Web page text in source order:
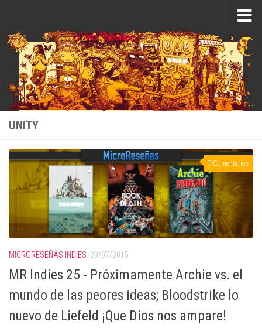
UNITY
3 Comentarios
MICRORESEÑAS INDIES 29/07/2015
MR Indies 25 - Próximamente Archie vs. el
mundo de las peores ideas; Bloodstrike lo
nuevo de Liefeld ¡Que Dios nos ampare!